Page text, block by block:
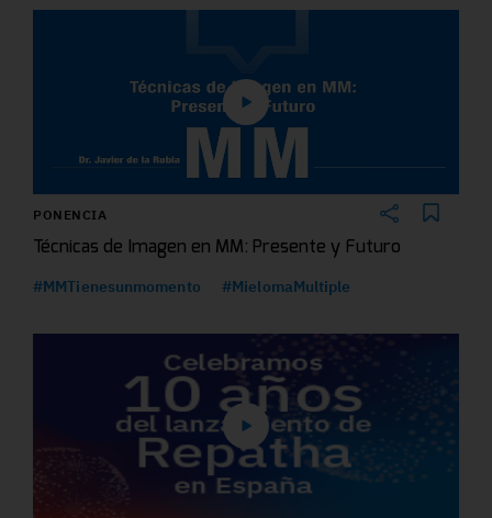
PONENCIA
Técnicas de Imagen en MM: Presente y Futuro
#MMTienesunmomento #MielomaMultiple